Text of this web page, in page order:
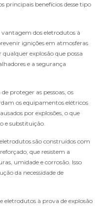
principais benefícios desse tipo
dos eletrodutos à
ignições em atmosferas
explosão que possa
e a segurança
proteger as pessoas, os
os equipamentos elétricos
por explosões, o que
e substituição.
eletrodutos são construídos com
que resistem a
umidade e corrosão. Isso
da necessidade de
eletrodutos à prova de explosão